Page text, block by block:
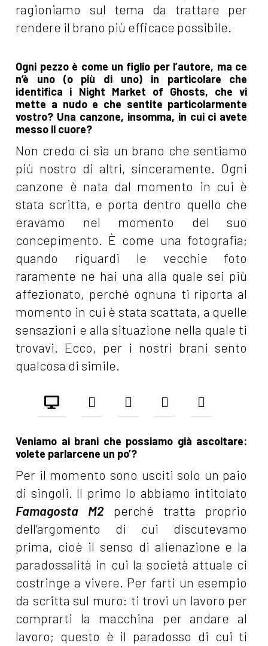
ragioniamo sul tema da trattare per
rendere il brano più efficace possibile.
Ogni pezzo è come un figlio per l’autore, ma ce
n’è uno (o più di uno) in particolare che
identifica i Night Market of Ghosts, che vi
mette a nudo e che sentite particolarmente
vostro? Una canzone, insomma, in cui ci avete
messo il cuore?
Non credo ci sia un brano che sentiamo
più nostro di altri, sinceramente. Ogni
canzone è nata dal momento in cui è
stata scritta, e porta dentro quello che
eravamo nel momento del suo
concepimento. È come una fotografia;
quando riguardi le vecchie foto
raramente ne hai una alla quale sei più
affezionato, perché ognuna ti riporta al
momento in cui è stata scattata, a quelle
sensazioni e alla situazione nella quale ti
trovavi. Ecco, per i nostri brani sento
qualcosa di simile.
Veniamo ai brani che possiamo già ascoltare:
volete parlarcene un po’?
Per il momento sono usciti solo un paio
di singoli. Il primo lo abbiamo intitolato
Famagosta M2 perché tratta proprio
dell’argomento di cui discutevamo
prima, cioè il senso di alienazione e la
paradossalità in cui la società attuale ci
costringe a vivere. Per farti un esempio
da scritta sul muro: ti trovi un lavoro per
comprarti la macchina per andare al
lavoro; questo è il paradosso di cui ti